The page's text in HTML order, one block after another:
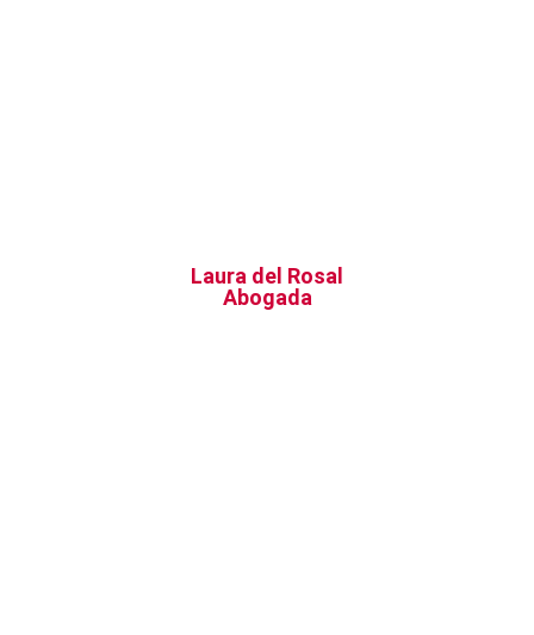
Laura del Rosal
Abogada